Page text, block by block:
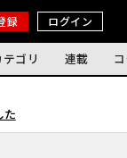
録 ログイン
テゴリ 連載
た